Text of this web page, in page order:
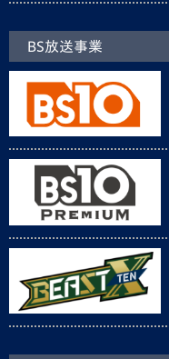
BS放送事業